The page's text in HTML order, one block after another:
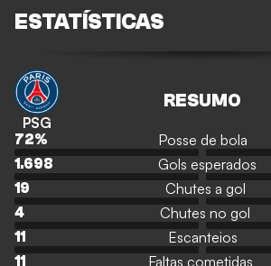
ESTATÍSTICAS
PSG
RESUMO
72% Posse de bola
1.698
Gols esperados
19
Chutes a gol
4
Chutes no gol
11
Escanteios
11
Faltas cometidas